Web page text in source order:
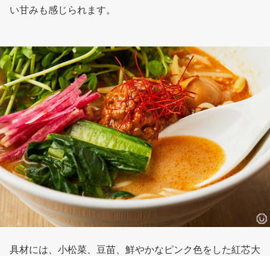
い甘みも感じられます。
具材には、小松菜、豆苗、鮮やかなピンク色をした紅芯大